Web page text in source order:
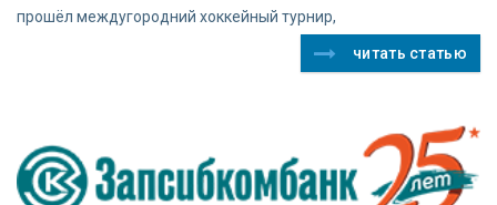
прошёл междугородний хоккейный турнир,
читать статью